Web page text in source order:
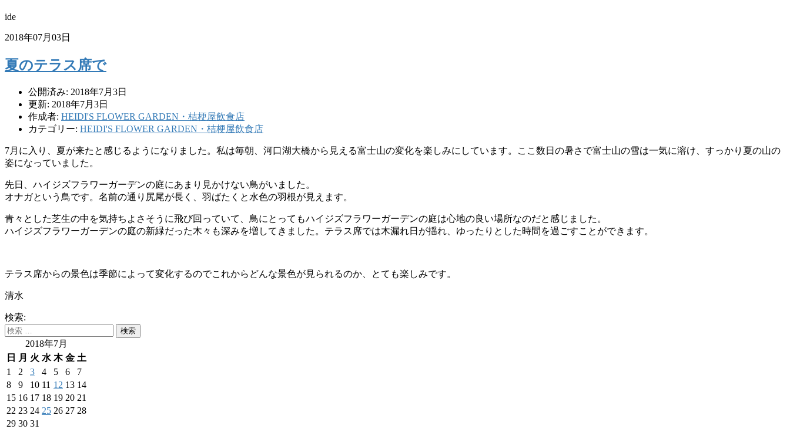
ide
2018年07月03日
夏のテラス席で
公開済み: 2018年7月3日
更新: 2018年7月3日
作成者: HEIDI'S FLOWER GARDEN・桔梗屋飲食店
カテゴリー: HEIDI'S FLOWER GARDEN・桔梗屋飲食店
7月に入り、夏が来たと感じるようになりました。私は毎朝、河口湖大橋から見える富士山の変化を楽しみにしています。ここ数日の暑さで富士山の雪は一気に溶け、すっかり夏の山の
姿になっていました。
先日、ハイジズフラワーガーデンの庭にあまり見かけない鳥がいました。
オナガという鳥です。名前の通り尻尾が長く、羽ばたくと水色の羽根が見えます。
青々とした芝生の中を気持ちよさそうに飛び回っていて、鳥にとってもハイジズフラワーガーデンの庭は心地の良い場所なのだと感じました。
ハイジズフラワーガーデンの庭の新緑だった木々も深みを増してきました。テラス席では木漏れ日が揺れ、ゆったりとした時間を過ごすことができます。
テラス席からの景色は季節によって変化するのでこれからどんな景色が見られるのか、とても楽しみです。
清水
検索:
2018年7月
日
月 火 水 木 金 土
1 2 3 4 5 6
7
8
9 10 11 12 13 14
15 16 17 18 19 20 21
22 23 24 25 26 27 28
29 30 31